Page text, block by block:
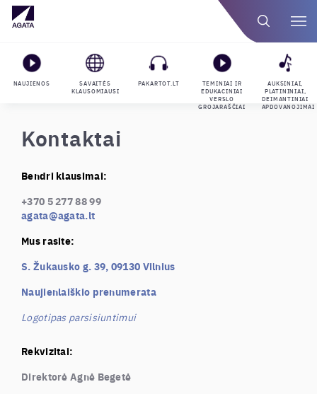
NAUJIENOS
SAVAITĖS
KLAUSOMIAUSI
PAKARTOT.LT
TEMINIAI IR
EDUKACINIAI
VERSLO
GROJARAŠČIAI
AUKSINIAI,
PLATININIAI,
DEIMANTINIAI
APDOVANOJIMAI
Kontaktai
Bendri klausimai:
+370 5 277 88 99
agata@agata.lt
Mus rasite:
S. Žukausko g. 39, 09130 Vilnius
Naujienlaiškio prenumerata
Logotipas parsisiuntimui
Rekvizitai:
Direktorė Agnė Begetė